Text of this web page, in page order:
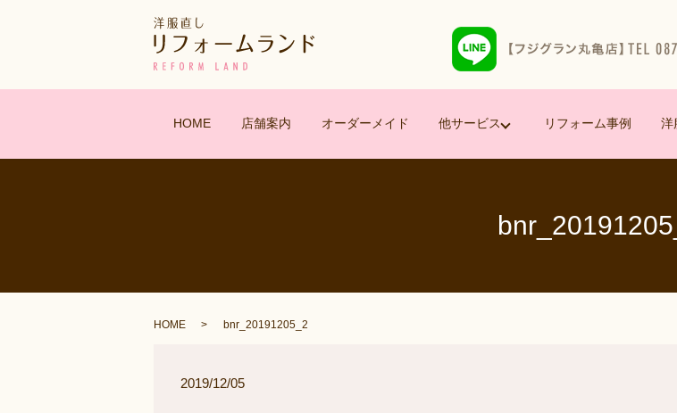
HOME 店舗案内 オーダーメイド 他サービス リフォーム事例 洋
HOME bnr_20191205_2
2019/12/05